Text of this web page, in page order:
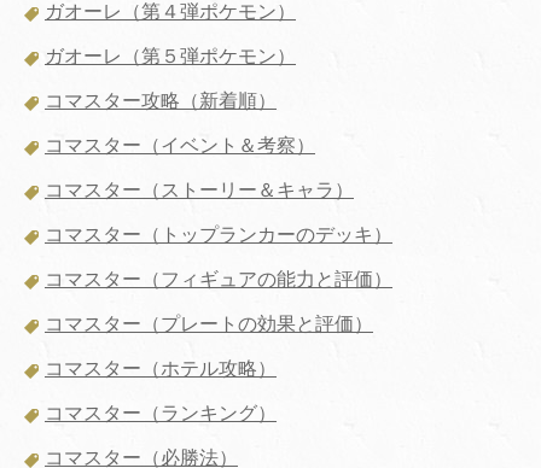
ガオーレ（第４弾ポケモン）
ガオーレ（第５弾ポケモン）
コマスター攻略（新着順）
コマスター（イベント＆考察）
コマスター（ストーリー＆キャラ）
コマスター（トップランカーのデッキ）
コマスター（フィギュアの能力と評価）
コマスター（プレートの効果と評価）
コマスター（ホテル攻略）
コマスター（ランキング）
コマスター（必勝法）